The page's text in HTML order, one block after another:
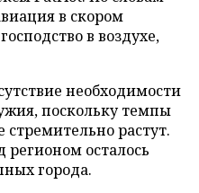
в скором
в воздухе,
необходимости
поскольку темпы
растут.
регионом осталось
города.